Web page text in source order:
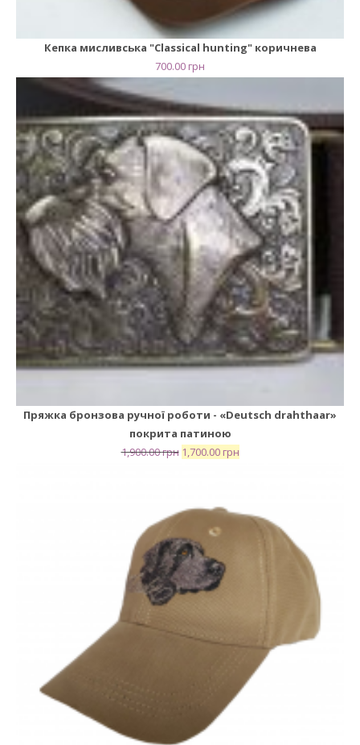
Кепка мисливська "Сlassical hunting" коричнева
700.00 грн
Пряжка бронзова ручної роботи - «Deutsch drahthaar»
покрита патиною
1,900.00грн 1,700.00 грн